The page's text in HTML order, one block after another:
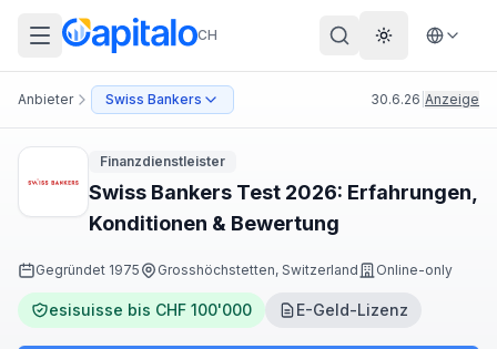
CH Theme
Anbieter Swiss Bankers 30.6.26 Anzeige
Finanzdienstleister
Swiss Bankers Test 2026: Erfahrungen,
Konditionen & Bewertung
Gegründet 1975 Grosshöchstetten, Switzerland Online-only
esisuisse bis CHF 100'000 E-Geld-Lizenz